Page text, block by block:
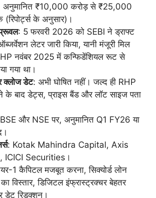
अनुमानित ₹10,000 करोड़ से ₹25,000
के अनुसार)।
: 5 फरवरी 2026 को SEBI ने ड्राफ्ट
लेटर जारी किया, यानी मंजूरी मिल
नवंबर 2025 में कन्फिडेंशियल रूट से
गया था।
डेट: अभी घोषित नहीं। जल्द ही RHP
के बाद डेट्स, प्राइस बैंड और लॉट साइज पता
और NSE पर, अनुमानित Q1 FY26 या
: Kotak Mahindra Capital, Axis
ICICI Securities।
1 कैपिटल मजबूत करना, सिक्योर्ड लोन
का विस्तार, डिजिटल इंफ्रास्ट्रक्चर बेहतर
डेट रिडक्शन।